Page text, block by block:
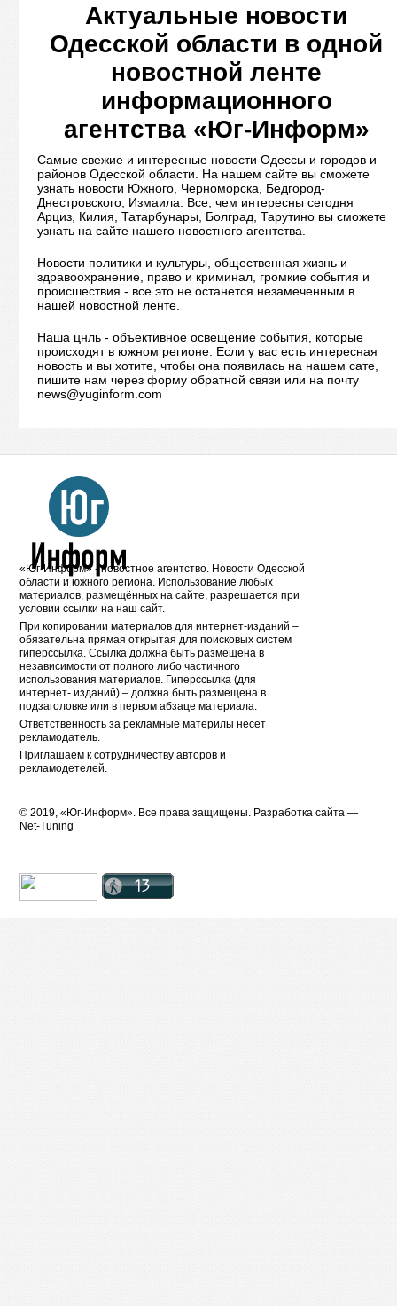
Актуальные новости
Одесской области в одной
новостной ленте
информационного
агентства «Юг-Информ»
Самые свежие и интересные новости Одессы и городов и
районов Одесской области. На нашем сайте вы сможете
узнать новости Южного, Черноморска, Бедгород-
Днестровского, Измаила. Все, чем интересны сегодня
Арциз, Килия, Татарбунары, Болград, Тарутино вы сможете
узнать на сайте нашего новостного агентства.
Новости политики и культуры, общественная жизнь и
здравоохранение, право и криминал, громкие события и
происшествия - все это не останется незамеченным в
нашей новостной ленте.
Наша цнль - объективное освещение события, которые
происходят в южном регионе. Если у вас есть интересная
новость и вы хотите, чтобы она появилась на нашем сате,
пишите нам через форму обратной связи или на почту
news@yuginform.com
«Юг-Информ» - новостное агентство. Новости Одесской
области и южного региона. Использование любых
материалов, размещённых на сайте, разрешается при
условии ссылки на наш сайт.
При копировании материалов для интернет-изданий –
обязательна прямая открытая для поисковых систем
гиперссылка. Ссылка должна быть размещена в
независимости от полного либо частичного
использования материалов. Гиперссылка (для
интернет- изданий) – должна быть размещена в
подзаголовке или в первом абзаце материала.
Ответственность за рекламные материлы несет
рекламодатель.
Приглашаем к сотрудничеству авторов и
рекламодетелей.
© 2019, «Юг-Информ». Все права защищены. Разработка cайта —
Net-Tuning